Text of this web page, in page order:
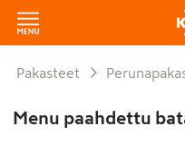
Pakasteet
Menu paahdettu